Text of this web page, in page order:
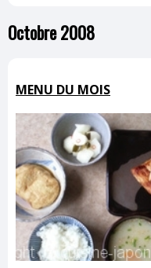
Octobre 2008
MENU DU MOIS